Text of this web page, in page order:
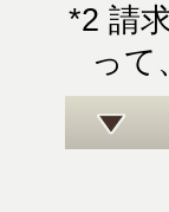
*2 請
って